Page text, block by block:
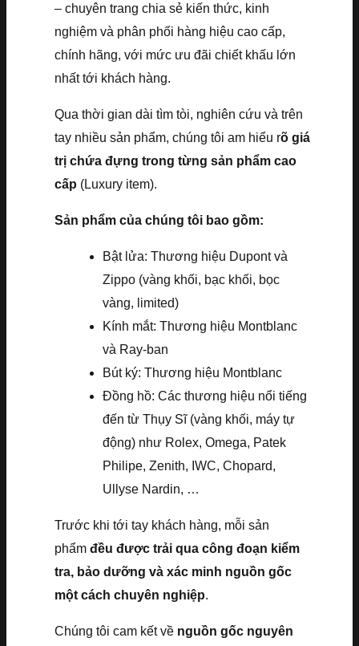
– chuyên trang chia sẻ kiến thức, kinh
nghiệm và phân phối hàng hiệu cao cấp,
chính hãng, với mức ưu đãi chiết khấu lớn
nhất tới khách hàng.
Qua thời gian dài tìm tòi, nghiên cứu và trên
tay nhiều sản phẩm, chúng tôi am hiểu rõ giá
trị chứa đựng trong từng sản phẩm cao
cấp (Luxury item).
Sản phẩm của chúng tôi bao gồm:
Bật lửa: Thương hiệu Dupont và
Zippo (vàng khối, bạc khối, bọc
vàng, limited)
Kính mắt: Thương hiệu Montblanc
và Ray-ban
Bút ký: Thương hiệu Montblanc
Đồng hồ: Các thương hiệu nổi tiếng
đến từ Thụy Sĩ (vàng khối, máy tự
động) như Rolex, Omega, Patek
Philipe, Zenith, IWC, Chopard,
Ullyse Nardin, …
Trước khi tới tay khách hàng, mỗi sản
phẩm đều được trải qua công đoạn kiểm
tra, bảo dưỡng và xác minh nguồn gốc
một cách chuyên nghiệp.
Chúng tôi cam kết về nguồn gốc nguyên